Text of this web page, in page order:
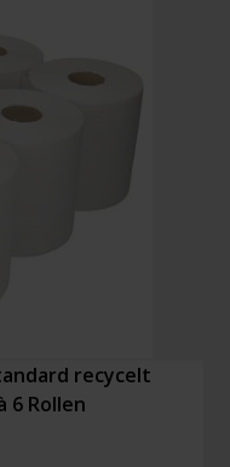
recycelt
6 Rollen